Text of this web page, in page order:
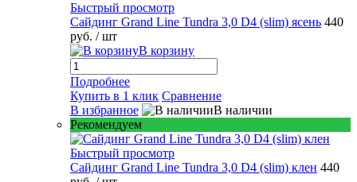
Быстрый просмотр
Сайдинг Grand Line Tundra 3,0 D4 (slim) ясень 440
руб. / шт
В корзину
Подробнее
Купить в 1 клик Сравнение
В избранное
В наличии
Рекомендуем
Быстрый просмотр
Сайдинг Grand Line Tundra 3,0 D4 (slim) клен 440